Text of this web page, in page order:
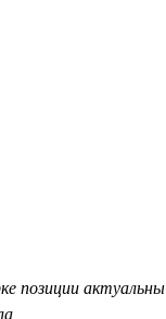
позиции актуальны